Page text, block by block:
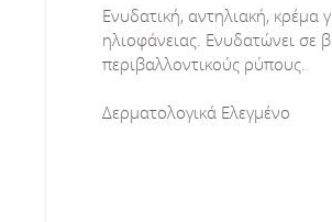
Ενυδατική, αντηλιακή, κρέμα
ηλιοφάνειας. Ενυδατώνει σε
περιβαλλοντικούς ρύπους.
Δερματολογικά Ελεγμένο